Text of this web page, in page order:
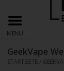
MENU
GeekVape
STARTSEITE /